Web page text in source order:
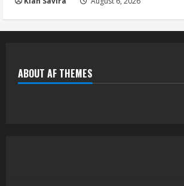
ABOUT AF THEMES